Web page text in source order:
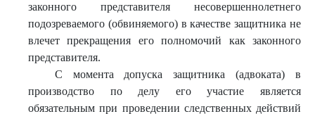
законного представителя несовершеннолетнего
подозреваемого (обвиняемого) в качестве защитника не
влечет прекращения его полномочий как законного
представителя.
С момента допуска защитника (адвоката) в
производство по делу его участие является
обязательным при проведении следственных действий